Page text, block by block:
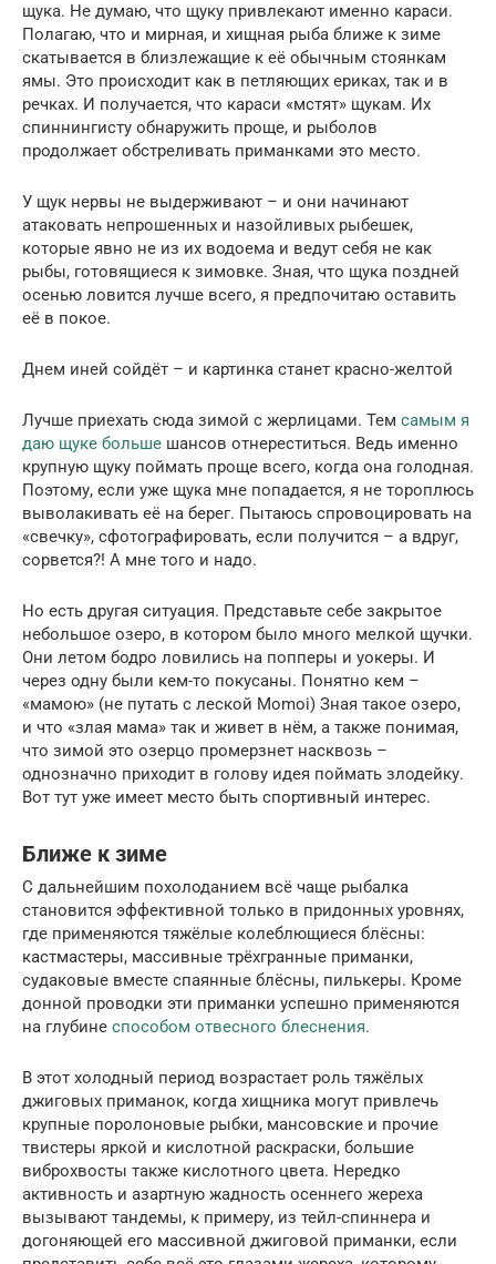
щука. Не думаю, что щуку привлекают именно караси.
Полагаю, что и мирная, и хищная рыба ближе к зиме
скатывается в близлежащие к её обычным стоянкам
ямы. Это происходит как в петляющих ериках, так и в
речках. И получается, что караси «мстят» щукам. Их
спиннингисту обнаружить проще, и рыболов
продолжает обстреливать приманками это место.
У щук нервы не выдерживают – и они начинают
атаковать непрошенных и назойливых рыбешек,
которые явно не из их водоема и ведут себя не как
рыбы, готовящиеся к зимовке. Зная, что щука поздней
осенью ловится лучше всего, я предпочитаю оставить
её в покое.
Днем иней сойдёт – и картинка станет красно-желтой
Лучше приехать сюда зимой с жерлицами. Тем самым я
даю щуке больше шансов отнереститься. Ведь именно
крупную щуку поймать проще всего, когда она голодная.
Поэтому, если уже щука мне попадается, я не тороплюсь
выволакивать её на берег. Пытаюсь спровоцировать на
«свечку», сфотографировать, если получится – а вдруг,
сорвется?! А мне того и надо.
Но есть другая ситуация. Представьте себе закрытое
небольшое озеро, в котором было много мелкой щучки.
Они летом бодро ловились на попперы и уокеры. И
через одну были кем-то покусаны. Понятно кем –
«мамою» (не путать с леской Momoi) Зная такое озеро,
и что «злая мама» так и живет в нём, а также понимая,
что зимой это озерцо промерзнет насквозь –
однозначно приходит в голову идея поймать злодейку.
Вот тут уже имеет место быть спортивный интерес.
Ближе к зиме
С дальнейшим похолоданием всё чаще рыбалка
становится эффективной только в придонных уровнях,
где применяются тяжёлые колеблющиеся блёсны:
кастмастеры, массивные трёхгранные приманки,
судаковые вместе спаянные блёсны, пилькеры. Кроме
донной проводки эти приманки успешно применяются
на глубине способом отвесного блеснения.
В этот холодный период возрастает роль тяжёлых
джиговых приманок, когда хищника могут привлечь
крупные поролоновые рыбки, мансовские и прочие
твистеры яркой и кислотной раскраски, большие
виброхвосты также кислотного цвета. Нередко
активность и азартную жадность осеннего жереха
вызывают тандемы, к примеру, из тейл-спиннера и
догоняющей его массивной джиговой приманки, если